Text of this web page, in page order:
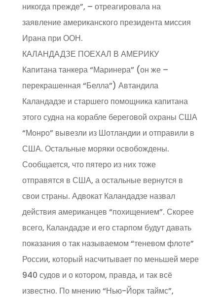
никогда прежде”, – отреагировала на
заявление американского президента миссия
Ирана при ООН.
КАЛАНДАДЗЕ ПОЕХАЛ В АМЕРИКУ
Капитана танкера “Маринера” (он же –
перекрашенная “Белла”) Автандила
Каландадзе и старшего помощника капитана
этого судна на корабле береговой охраны США
“Монро” вывезли из Шотландии и отправили в
США. Остальные моряки освобождены.
Сообщается, что пятеро из них тоже
отправятся в США, а остальные вернутся в
свои страны. Адвокат Каландадзе назвал
действия американцев “похищением”. Скорее
всего, Каландадзе и его старпом будут давать
показания о так называемом “теневом флоте”
России, который насчитывает по меньшей мере
940 судов и о котором, правда, и так всё
известно. По мнению “Нью-Йорк таймс”,